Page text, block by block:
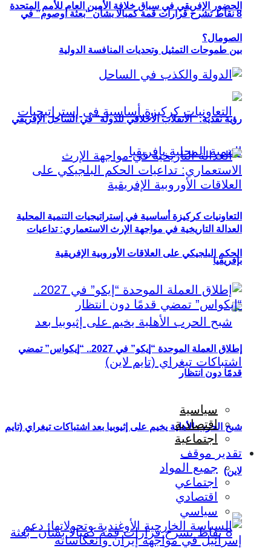
الحضور الإفريقي في سباق خلافة الأمين العام للأمم المتحدة
بين طموحات التمثيل وتحديات المنافسة الدولية
التعاونيات كركيزة أساسية في إستراتيجيات التنمية المحلية
بإفريقيا
شبح الحرب الأهلية يخيم على إثيوبيا بعد اشتباكات تيغراي (تايم
لاين)
8 نقاط تشرح قرارات قمة كمبالا بشأن “بعثة أوصوم” في
الصومال؟
رؤية نقدية: “الانقلاب الأخلاقي للدولة” في الساحل الإفريقي
العدالة التاريخية في مواجهة الإرث الاستعماري: تداعيات
الحكم البلجيكي على العلاقات الأوروبية الإفريقية
إطلاق العملة الموحدة “إيكو” في 2027.. “إيكواس” تمضي
قدمًا دون انتظار
سياسية
اقتصادية
اجتماعية
تقدير موقف
جميع المواد
اجتماعي
اقتصادي
سياسي